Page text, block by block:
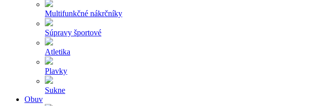
Multifunkčné nákrčníky
Súpravy športové
Atletika
Plavky
Sukne
Obuv